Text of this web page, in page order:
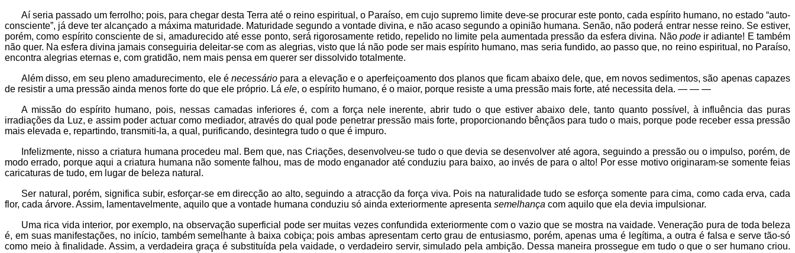
Aí seria passado um ferrolho; pois, para chegar desta Terra até o reino espiritual, o Paraíso, em cujo supremo limite deve-se procurar este ponto, cada espírito humano, no estado “auto-
consciente”, já deve ter alcançado a máxima maturidade. Maturidade segundo a vontade divina, e não acaso segundo a opinião humana. Senão, não poderá entrar nesse reino. Se estiver,
porém, como espírito consciente de si, amadurecido até esse ponto, será rigorosamente retido, repelido no limite pela aumentada pressão da esfera divina. Não podeir adiante! E também
não quer. Na esfera divina jamais conseguiria deleitar-se com as alegrias, visto que lá não pode ser mais espírito humano, mas seria fundido, ao passo que, no reino espiritual, no Paraíso,
encontra alegrias eternas e, com gratidão, nem mais pensa em querer ser dissolvido totalmente.
Além disso, em seu pleno amadurecimento, ele énecessário para a elevação e o aperfeiçoamento dos planos que ficam abaixo dele, que, em novos sedimentos, são apenas capazes
de resistir a uma pressão ainda menos forte do que ele próprio. Lá ele, o espírito humano, é o maior, porque resiste a uma pressão mais forte, até necessita dela. — — —
A missão do espírito humano, pois, nessas camadas inferiores é, com a força nele inerente, abrir tudo o que estiver abaixo dele, tanto quanto possível, à influência das puras
irradiações da Luz, e assim poder actuar como mediador, através do qual pode penetrar pressão mais forte, proporcionando bênçãos para tudo o mais, porque pode receber essa pressão
mais elevada e, repartindo, transmiti-la, a qual, purificando, desintegra tudo o que é impuro.
Infelizmente, nisso a criatura humana procedeu mal. Bem que, nas Criações, desenvolveu-se tudo o que devia se desenvolver até agora, seguindo a pressão ou o impulso, porém, de
modo errado, porque aqui a criatura humana não somente falhou, mas de modo enganador até conduziu para baixo, ao invés de para o alto! Por esse motivo originaram-se somente feias
caricaturas de tudo, em lugar de beleza natural.
Ser natural, porém, significa subir, esforçar-se em direcção ao alto, seguindo a atracção da força viva. Pois na naturalidade tudo se esforça somente para cima, como cada erva, cada
flor, cada árvore. Assim, lamentavelmente, aquilo que a vontade humana conduziu só ainda exteriormente apresenta semelhança com aquilo que ela devia impulsionar.
Uma rica vida interior, por exemplo, na observação superficial pode ser muitas vezes confundida exteriormente com o vazio que se mostra na vaidade. Veneração pura de toda beleza
é, em suas manifestações, no início, também semelhante à baixa cobiça; pois ambas apresentam certo grau de entusiasmo, porém, apenas uma é legítima, a outra é falsa e serve tão-só
como meio à finalidade. Assim, a verdadeira graça é substituída pela vaidade, o verdadeiro servir, simulado pela ambição. Dessa maneira prossegue em tudo o que o ser humano criou.